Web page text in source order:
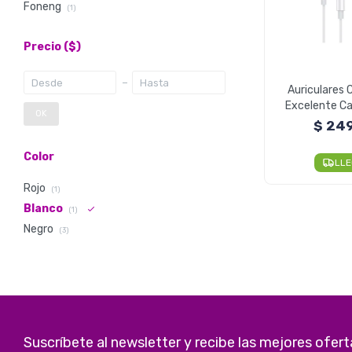
Auriculares
Excelente
MM
$
Foneng (1)
Precio ($)
OK
Color
Rojo (1)
Blanco (1)
Negro (3)
Suscríbete al newsletter y recibe las mejores